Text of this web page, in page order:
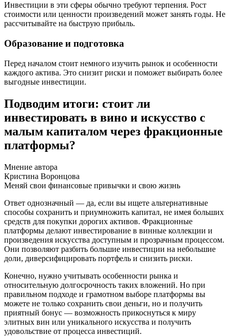
Инвестиции в эти сферы обычно требуют терпения. Рост
стоимости или ценности произведений может занять годы. Не
рассчитывайте на быструю прибыль.
Образование и подготовка
Перед началом стоит немного изучить рынок и особенности
каждого актива. Это снизит риски и поможет выбирать более
выгодные инвестиции.
Подводим итоги: стоит ли
инвестировать в вино и искусство с
малым капиталом через фракционные
платформы?
Мнение автора
Кристина Воронцова
Меняй свои финансовые привычки и свою жизнь
Ответ однозначный — да, если вы ищете альтернативные
способы сохранить и приумножить капитал, не имея больших
средств для покупки дорогих активов. Фракционные
платформы делают инвестирование в винные коллекции и
произведения искусства доступным и прозрачным процессом.
Они позволяют разбить большие инвестиции на небольшие
доли, диверсифицировать портфель и снизить риски.
Конечно, нужно учитывать особенности рынка и
относительную долгосрочность таких вложений. Но при
правильном подходе и грамотном выборе платформы вы
можете не только сохранить свои деньги, но и получить
приятный бонус — возможность прикоснуться к миру
элитных вин или уникального искусства и получить
удовольствие от процесса инвестиций.